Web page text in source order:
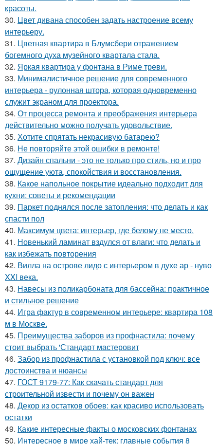
красоты.
30. Цвет дивана способен задать настроение всему
интерьеру.
31. Цветная квартира в Блумсбери отражением
богемного духа музейного квартала стала.
32. Яркая квартира у фонтана в Риме треви.
33. Минималистичное решение для современного
интерьера - рулонная штора, которая одновременно
служит экраном для проектора.
34. От процесса ремонта и преображения интерьера
действительно можно получать удовольствие.
35. Хотите спрятать некрасивую батарею?
36. Не повторяйте этой ошибки в ремонте!
37. Дизайн спальни - это не только про стиль, но и про
ощущение уюта, спокойствия и восстановления.
38. Какое напольное покрытие идеально подходит для
кухни: советы и рекомендации
39. Паркет поднялся после затопления: что делать и как
спасти пол
40. Максимум цвета: интерьер, где белому не место.
41. Новенький ламинат вздулся от влаги: что делать и
как избежать повторения
42. Вилла на острове лидо с интерьером в духе ар - нуво
XXI века.
43. Навесы из поликарбоната для бассейна: практичное
и стильное решение
44. Игра фактур в современном интерьере: квартира 108
м в Москве.
45. Преимущества заборов из профнастила: почему
стоит выбрать 'Стандарт мастеровит
46. Забор из профнастила с установкой под ключ: все
достоинства и нюансы
47. ГОСТ 9179-77: Как скачать стандарт для
строительной извести и почему он важен
48. Декор из остатков обоев: как красиво использовать
остатки
49. Какие интересные факты о московских фонтанах
50. Интересное в мире хай-тек: главные события 8